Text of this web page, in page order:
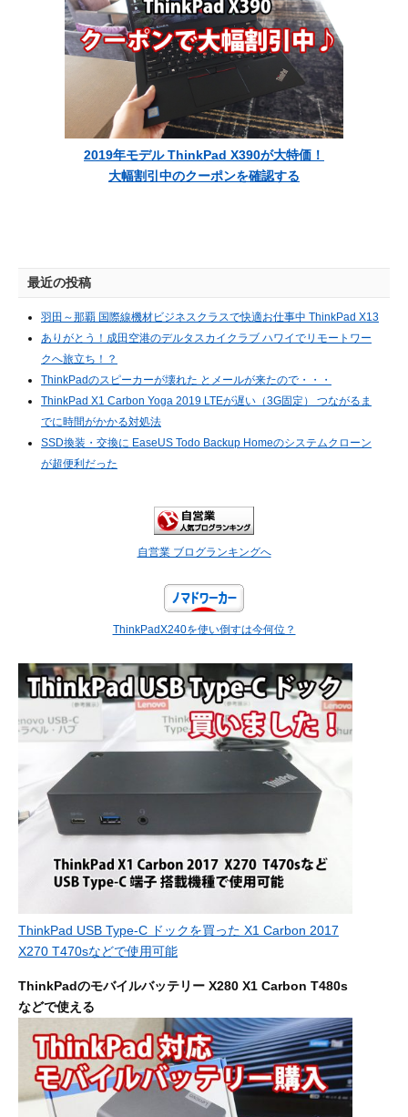
2019年モデル ThinkPad X390が大特価！
大幅割引中のクーポンを確認する
最近の投稿
羽田～那覇 国際線機材ビジネスクラスで快適お仕事中 ThinkPad X13
ありがとう！成田空港のデルタスカイクラブ ハワイでリモートワー
クへ旅立ち！？
ThinkPadのスピーカーが壊れた とメールが来たので・・・
ThinkPad X1 Carbon Yoga 2019 LTEが遅い（3G固定） つながるま
でに時間がかかる対処法
SSD換装・交換に EaseUS Todo Backup Homeのシステムクローン
が超便利だった
自営業 ブログランキングへ
ThinkPadX240を使い倒すは今何位？
ThinkPad USB Type-C ドックを買った X1 Carbon 2017
X270 T470sなどで使用可能
ThinkPadのモバイルバッテリー X280 X1 Carbon T480s
などで使える